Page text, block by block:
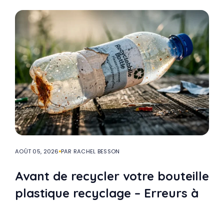
AOÛT 05, 2026 PAR RACHEL BESSON
Avant de recycler votre bouteille
plastique recyclage – Erreurs à